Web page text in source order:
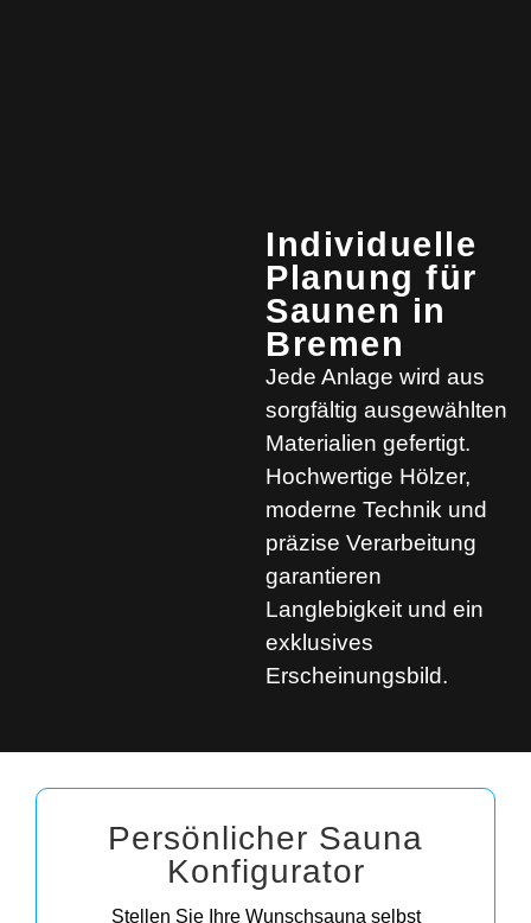
Individuelle
Planung für
Saunen in
Bremen
Jede Anlage wird aus
sorgfältig ausgewählten
Materialien gefertigt.
Hochwertige Hölzer,
moderne Technik und
präzise Verarbeitung
garantieren
Langlebigkeit und ein
exklusives
Erscheinungsbild.
Persönlicher Sauna
Konfigurator
Stellen Sie Ihre Wunschsauna selbst